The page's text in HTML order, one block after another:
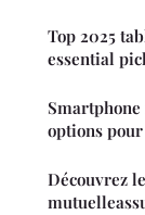
Top 2025
essential
options pour
Découvrez